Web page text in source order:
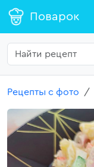
Поварок
Рецепты с фото